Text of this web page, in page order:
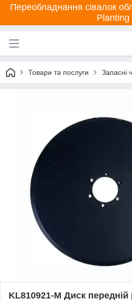
Переобладнання сівалок
Planting
Товари та послуги Запасні
KL810921-M Диск передній